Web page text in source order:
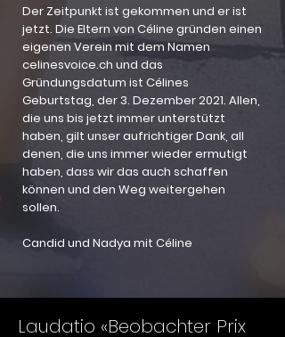
Der Zeitpunkt ist gekommen und er ist
jetzt. Die Eltern von Céline gründen einen
eigenen Verein mit dem Namen
celinesvoice.ch und das
Gründungsdatum ist Célines
Geburtstag, der 3. Dezember 2021. Allen,
die uns bis jetzt immer unterstützt
haben, gilt unser aufrichtiger Dank, all
denen, die uns immer wieder ermutigt
haben, dass wir das auch schaffen
können und den Weg weitergehen
sollen.
Candid und Nadya mit Céline
Laudatio «Beobachter Prix